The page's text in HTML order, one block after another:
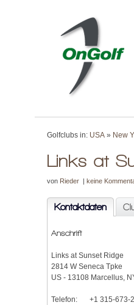
Golfclubs in: USA» New
Links at
von Rieder| keine
Kontaktdaten
Anschrift
Links at Sunset Ridge
2814 W Seneca Tpke
US - 13108 Marcellus,
Telefon:
+1 315-673-